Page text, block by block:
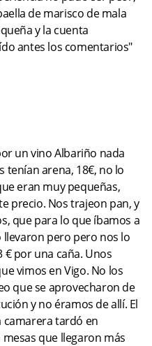
de marisco de mala
y la cuenta
antes los comentarios"
un vino Albariño nada
tenían arena, 18€, no lo
eran muy pequeñas,
precio. Nos trajeon pan, y
que para lo que íbamos a
pero pero nos lo
por una caña. Unos
vimos en Vigo. No los
que se aprovecharon de
y no éramos de allí. El
camarera tardó en
que llegaron más